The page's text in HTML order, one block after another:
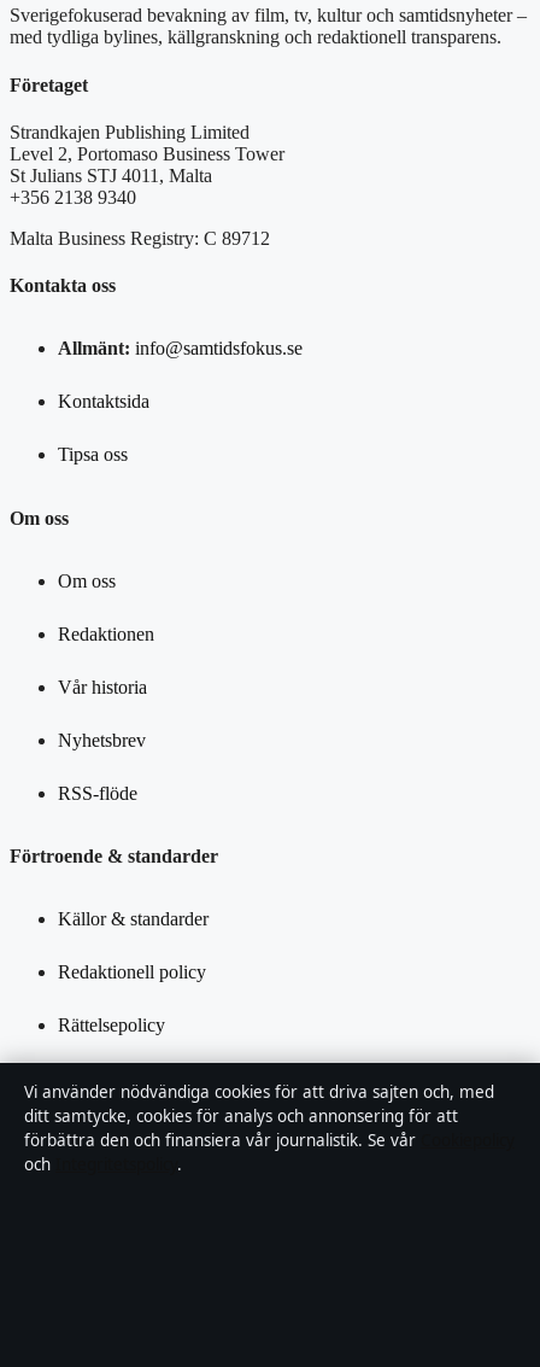
Sverigefokuserad bevakning av film, tv, kultur och samtidsnyheter –
med tydliga bylines, källgranskning och redaktionell transparens.
Företaget
Strandkajen Publishing Limited
Level 2, Portomaso Business Tower
St Julians STJ 4011, Malta
+356 2138 9340
Malta Business Registry: C 89712
Kontakta oss
Allmänt: info@samtidsfokus.se
Kontaktsida
Tipsa oss
Om oss
Om oss
Redaktionen
Vår historia
Nyhetsbrev
RSS-flöde
Förtroende & standarder
Källor & standarder
Redaktionell policy
Rättelsepolicy
Integritetspolicy
Vi använder nödvändiga cookies för att driva sajten och, med
ditt samtycke, cookies för analys och annonsering för att
förbättra den och finansiera vår journalistik. Se vår
och
.